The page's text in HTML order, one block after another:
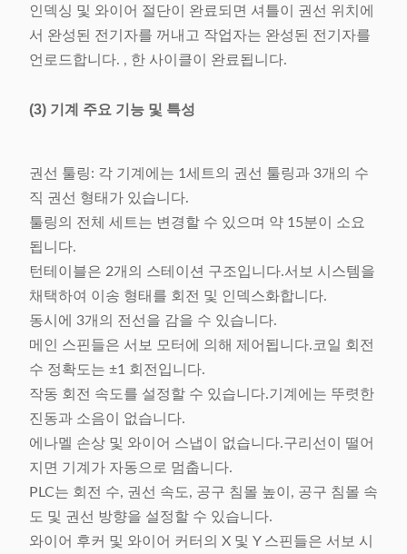
인덱싱 및 와이어 절단이 완료되면 셔틀이 권선 위치에
서 완성된 전기자를 꺼내고 작업자는 완성된 전기자를
언로드합니다. , 한 사이클이 완료됩니다.
(3) 기계 주요 기능 및 특성
권선 툴링: 각 기계에는 1세트의 권선 툴링과 3개의 수
직 권선 형태가 있습니다.
툴링의 전체 세트는 변경할 수 있으며 약 15분이 소요
됩니다.
턴테이블은 2개의 스테이션 구조입니다.서보 시스템을
채택하여 이송 형태를 회전 및 인덱스화합니다.
동시에 3개의 전선을 감을 수 있습니다.
메인 스핀들은 서보 모터에 의해 제어됩니다.코일 회전
수 정확도는 ±1 회전입니다.
작동 회전 속도를 설정할 수 있습니다.기계에는 뚜렷한
진동과 소음이 없습니다.
에나멜 손상 및 와이어 스냅이 없습니다.구리선이 떨어
지면 기계가 자동으로 멈춥니다.
PLC는 회전 수, 권선 속도, 공구 침몰 높이, 공구 침몰 속
도 및 권선 방향을 설정할 수 있습니다.
와이어 후커 및 와이어 커터의 X 및 Y 스핀들은 서보 시